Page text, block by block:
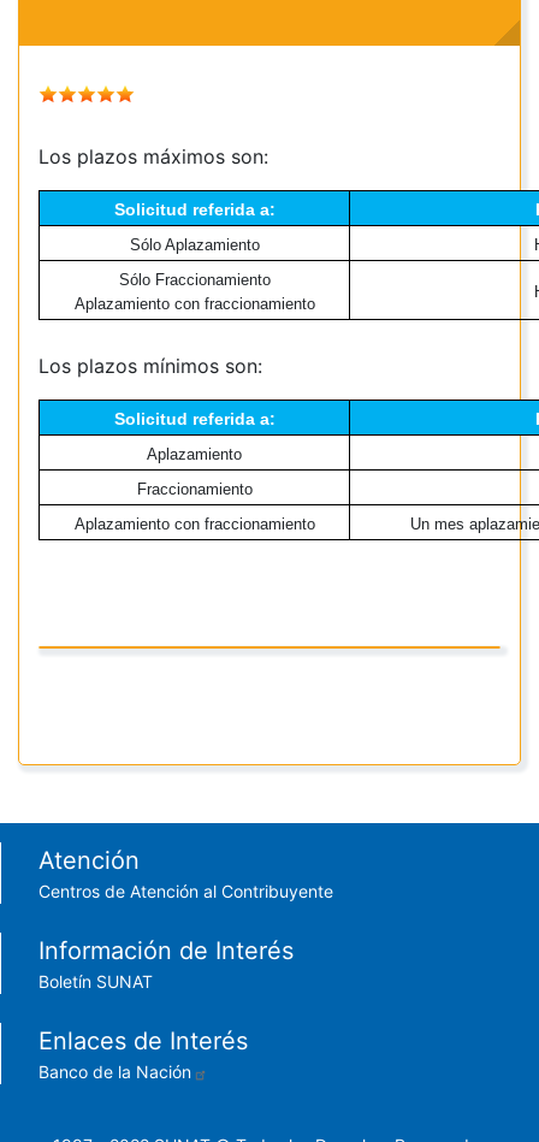
Los plazos máximos son:
Solicitud referida a:
Sólo Aplazamiento
Sólo Fraccionamiento
Aplazamiento con fraccionamiento
Los plazos mínimos son:
Solicitud referida a:
Aplazamiento
Fraccionamiento
Aplazamiento con fraccionamiento
Un mes
Footer menu
Atención
Centros de Atención al Contribuyente
Información de Interés
Boletín SUNAT
Enlaces de Interés
Banco de la Nación